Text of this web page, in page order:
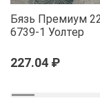
Бязь Премиум
6739-1 Уолтер
227.04 ₽